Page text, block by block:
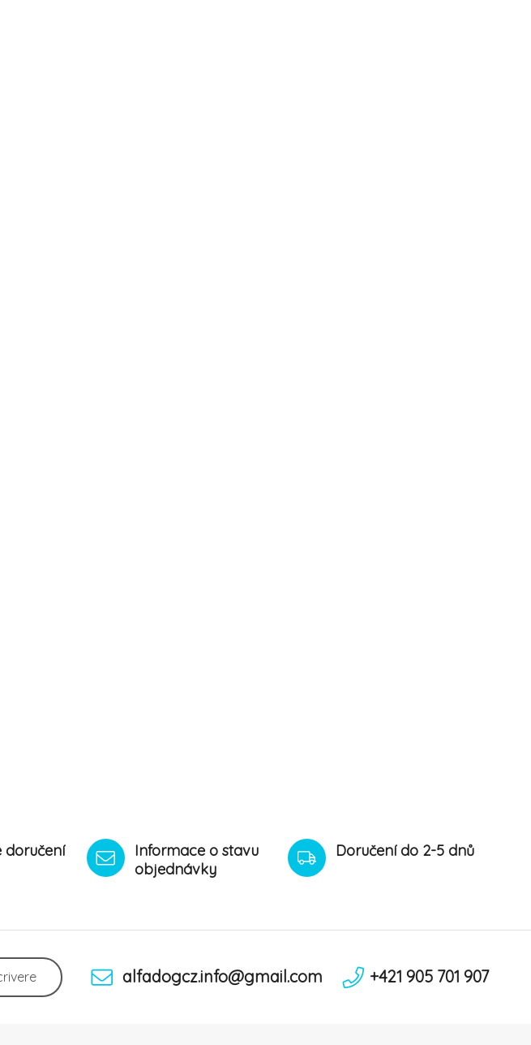
doručení
Informace o stavu
objednávky
Doručení do 2-5 dnů
alfadogcz.info@gmail.com +421 905 701 907